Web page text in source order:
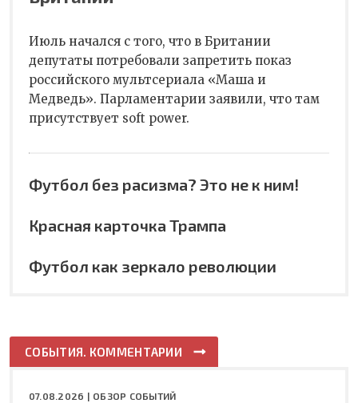
Июль начался с того, что в Британии
депутаты потребовали запретить показ
российского мультсериала «Маша и
Медведь». Парламентарии заявили, что там
присутствует soft power.
Футбол без расизма? Это не к ним!
Красная карточка Трампа
Футбол как зеркало революции
СОБЫТИЯ. КОММЕНТАРИИ
07.08.2026 | ОБЗОР СОБЫТИЙ